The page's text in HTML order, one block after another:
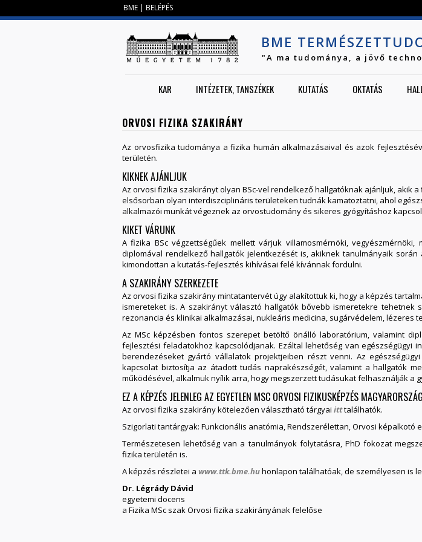
BME | BELÉPÉS
BME
"A ma tudománya, a jövő
KAR INTÉZETEK, TANSZÉKEK KUTATÁS OKTATÁS
ORVOSI FIZIKA SZAKIRÁNY
Az orvosfizika tudománya a fizika humán alkalmazásaival és azok
területén.
KIKNEK AJÁNLJUK
Az orvosi fizika szakirányt olyan BSc-vel rendelkező hallgatóknak ajánljuk,
elsősorban olyan interdiszciplináris területeken tudnák kamatoztatni, ahol
alkalmazói munkát végeznek az orvostudomány és sikeres gyógyításhoz
KIKET VÁRUNK
A fizika BSc végzettségűek mellett várjuk villamosmérnöki,
diplomával rendelkező hallgatók jelentkezését is, akiknek tanulmányaik
kimondottan a kutatás-fejlesztés kihívásai felé kívánnak fordulni.
A SZAKIRÁNY SZERKEZETE
Az orvosi fizika szakirány mintatantervét úgy alakítottuk ki, hogy a képzés
ismereteket is. A szakirányt választó hallgatók bővebb ismeretekre tehetnek
rezonancia és klinikai alkalmazásai, nukleáris medicina, sugárvédelem, lézeres
Az MSc képzésben fontos szerepet betöltő önálló laboratórium, valamint
fejlesztési feladatokhoz kapcsolódjanak. Ezáltal lehetőség van egészségügyi
berendezéseket gyártó vállalatok projektjeiben részt venni. Az
kapcsolat biztosítja az átadott tudás naprakészségét, valamint a hallgatók
működésével, alkalmuk nyílik arra, hogy megszerzett tudásukat felhasználják a
EZ A KÉPZÉS JELENLEG AZ EGYETLEN MSC ORVOSI FIZIKUSKÉPZÉS
Az orvosi fizika szakirány kötelezően választható tárgyai itttalálhatók.
Szigorlati tantárgyak: Funkcionális anatómia, Rendszerélettan, Orvosi képalkotó
Természetesen lehetőség van a tanulmányok folytatásra, PhD fokozat
fizika területén is.
A képzés részletei a www.ttk.bme.huhonlapon találhatóak, de személyesen is
Dr. Légrády Dávid
egyetemi docens
a Fizika MSc szak Orvosi fizika szakirányának felelőse